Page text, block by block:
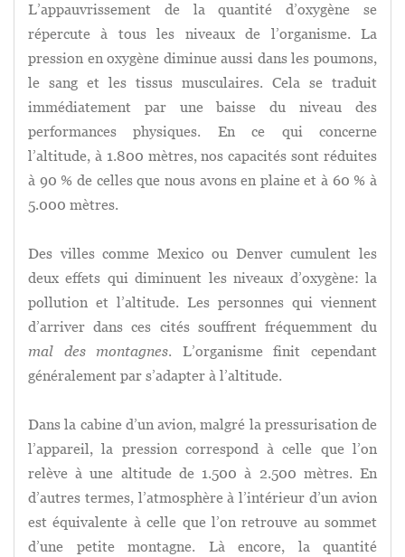
L’appauvrissement de la quantité d’oxygène se
répercute à tous les niveaux de l’organisme. La
pression en oxygène diminue aussi dans les poumons,
le sang et les tissus musculaires. Cela se traduit
immédiatement par une baisse du niveau des
performances physiques. En ce qui concerne
l’altitude, à 1.800 mètres, nos capacités sont réduites
à 90 % de celles que nous avons en plaine et à 60 % à
5.000 mètres.
Des villes comme Mexico ou Denver cumulent les
deux effets qui diminuent les niveaux d’oxygène: la
pollution et l’altitude. Les personnes qui viennent
d’arriver dans ces cités souffrent fréquemment du
mal des montagnes. L’organisme finit cependant
généralement par s’adapter à l’altitude.
Dans la cabine d’un avion, malgré la pressurisation de
l’appareil, la pression correspond à celle que l’on
relève à une altitude de 1.500 à 2.500 mètres. En
d’autres termes, l’atmosphère à l’intérieur d’un avion
est équivalente à celle que l’on retrouve au sommet
d’une petite montagne. Là encore, la quantité